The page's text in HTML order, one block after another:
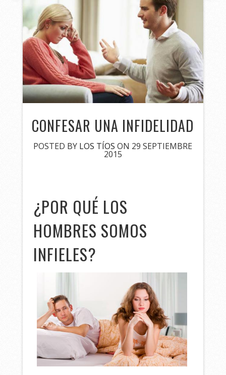
CONFESAR UNA INFIDELIDAD
POSTED BY LOS TÍOS ON 29 SEPTIEMBRE
2015
¿POR QUÉ LOS
HOMBRES SOMOS
INFIELES?